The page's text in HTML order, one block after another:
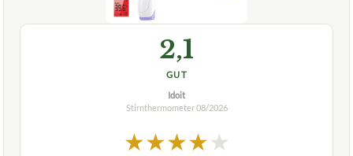
2,1
GUT
Idoit
Stirnthermometer08/2026
★★★★★